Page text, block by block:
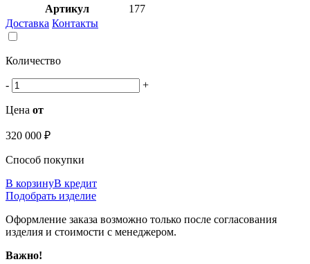
Артикул
177
Доставка Контакты
Количество
- +
Цена от
320 000 ₽
Способ покупки
В корзинуВ кредит
Подобрать изделие
Оформление заказа возможно только после согласования
изделия и стоимости с менеджером.
Важно!